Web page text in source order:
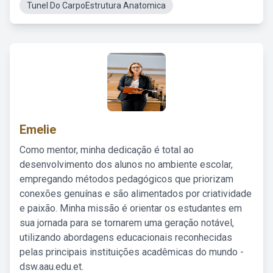
Tunel Do CarpoEstrutura Anatomica
Emelie
Como mentor, minha dedicação é total ao
desenvolvimento dos alunos no ambiente escolar,
empregando métodos pedagógicos que priorizam
conexões genuínas e são alimentados por criatividade
e paixão. Minha missão é orientar os estudantes em
sua jornada para se tornarem uma geração notável,
utilizando abordagens educacionais reconhecidas
pelas principais instituições acadêmicas do mundo -
dsw.aau.edu.et.